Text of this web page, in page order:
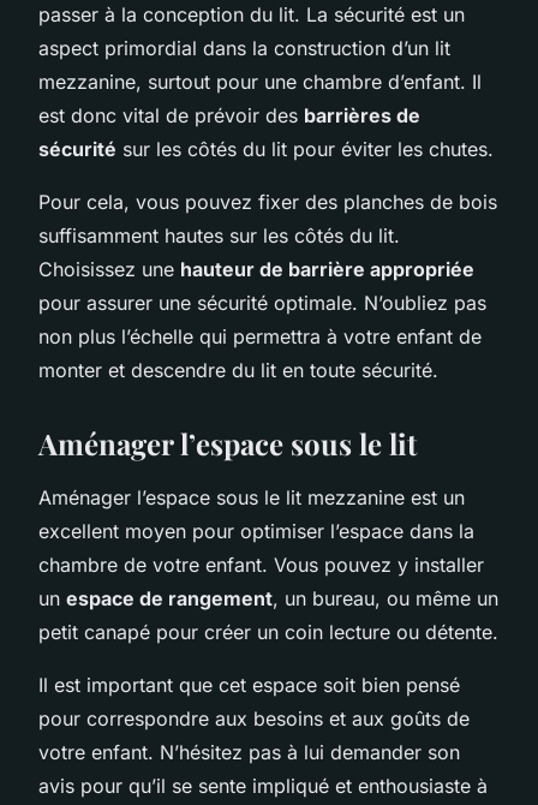
passer à la conception du lit. La sécurité est un
aspect primordial dans la construction d’un lit
mezzanine, surtout pour une chambre d’enfant. Il
est donc vital de prévoir des barrières de
sécurité sur les côtés du lit pour éviter les chutes.
Pour cela, vous pouvez fixer des planches de bois
suffisamment hautes sur les côtés du lit.
Choisissez une hauteur de barrière appropriée
pour assurer une sécurité optimale. N’oubliez pas
non plus l’échelle qui permettra à votre enfant de
monter et descendre du lit en toute sécurité.
Aménager l’espace sous le lit
Aménager l’espace sous le lit mezzanine est un
excellent moyen pour optimiser l’espace dans la
chambre de votre enfant. Vous pouvez y installer
un espace de rangement, un bureau, ou même un
petit canapé pour créer un coin lecture ou détente.
Il est important que cet espace soit bien pensé
pour correspondre aux besoins et aux goûts de
votre enfant. N’hésitez pas à lui demander son
avis pour qu’il se sente impliqué et enthousiaste à